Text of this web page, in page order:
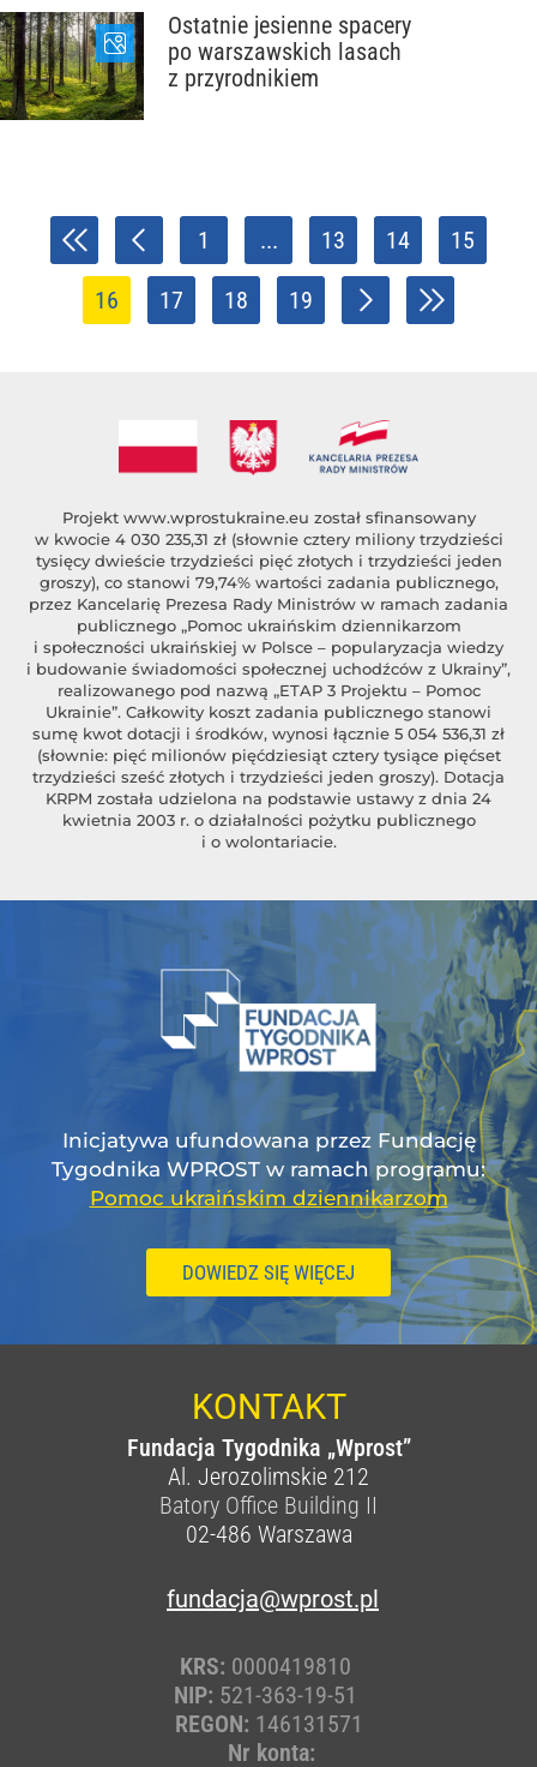
Ostatnie jesienne spacery
po warszawskich lasach
z przyrodnikiem
1 ... 13 14 15
16 17 18 19
Projekt www.wprostukraine.eu został sfinansowany
w kwocie 4 030 235,31 zł (słownie cztery miliony trzydzieści
tysięcy dwieście trzydzieści pięć złotych i trzydzieści jeden
groszy), co stanowi 79,74% wartości zadania publicznego,
przez Kancelarię Prezesa Rady Ministrów w ramach zadania
publicznego „Pomoc ukraińskim dziennikarzom
i społeczności ukraińskiej w Polsce – popularyzacja wiedzy
i budowanie świadomości społecznej uchodźców z Ukrainy”,
realizowanego pod nazwą „ETAP 3 Projektu – Pomoc
Ukrainie”. Całkowity koszt zadania publicznego stanowi
sumę kwot dotacji i środków, wynosi łącznie 5 054 536,31 zł
(słownie: pięć milionów pięćdziesiąt cztery tysiące pięćset
trzydzieści sześć złotych i trzydzieści jeden groszy). Dotacja
KRPM została udzielona na podstawie ustawy z dnia 24
kwietnia 2003 r. o działalności pożytku publicznego
i o wolontariacie.
Inicjatywa ufundowana przez Fundację
Tygodnika WPROST w ramach programu:
Pomoc ukraińskim dziennikarzom
DOWIEDZ SIĘ WIĘCEJ
KONTAKT
Fundacja Tygodnika „Wprost”
Al. Jerozolimskie 212
Batory Office Building II
02-486 Warszawa
fundacja@wprost.pl
KRS: 0000419810
NIP: 521-363-19-51
REGON: 146131571
Nr konta: